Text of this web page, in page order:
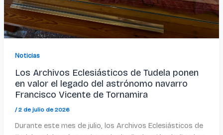
Noticias
Los Archivos Eclesiásticos de Tudela ponen
en valor el legado del astrónomo navarro
Francisco Vicente de Tornamira
/2 de julio de 2026
Durante este mes de julio, los Archivos Eclesiásticos de